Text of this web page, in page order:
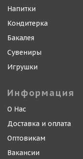
Напитки
Кондитерка
Бакалея
Сувениры
Игрушки
Информация
О Нас
Доставка и оплата
Оптовикам
Вакансии